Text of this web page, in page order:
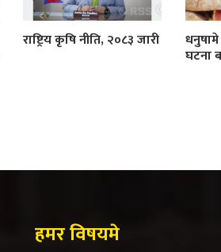
राष्ट्रिय कृषि नीति, २०८३ जारी
घटना
हमर विषयमे